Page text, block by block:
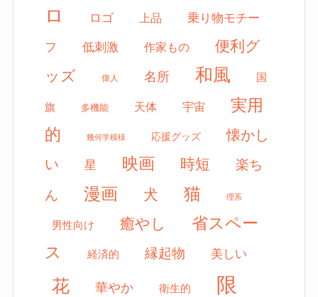
ロ
ロゴ 上品 乗り物モチー
フ 低刺激 作家もの
便利グ
ッズ
偉人 名所 和風 国
旗 多機能 天体 宇宙
実用
的
幾何学模様 応援グッズ
懐かし
い
星 映画 時短 楽ち
ん 漫画 犬 猫 理系
男性向け 癒やし
省スペー
ス
経済的 縁起物 美しい
花 華やか 衛生的
限